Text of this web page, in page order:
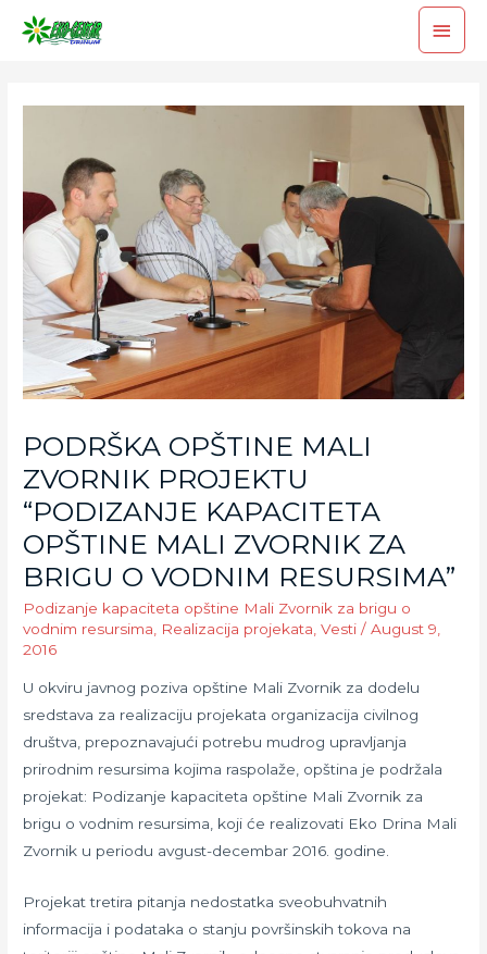
PODRŠKA OPŠTINE MALI
ZVORNIK PROJEKTU
“PODIZANJE KAPACITETA
OPŠTINE MALI ZVORNIK ZA
BRIGU O VODNIM RESURSIMA”
Podizanje kapaciteta opštine Mali Zvornik za brigu o
vodnim resursima
Realizacija projekata ,Vesti /August 9,
2016
U okviru javnog poziva opštine Mali Zvornik za dodelu
sredstava za realizaciju projekata organizacija civilnog
društva, prepoznavajući potrebu mudrog upravljanja
prirodnim resursima kojima raspolaže, opština je podržala
projekat: Podizanje kapaciteta opštine Mali Zvornik za
brigu o vodnim resursima, koji će realizovati Eko Drina Mali
Zvornik u periodu avgust-decembar 2016. godine.
Projekat tretira pitanja nedostatka sveobuhvatnih
informacija i podataka o stanju površinskih tokova na